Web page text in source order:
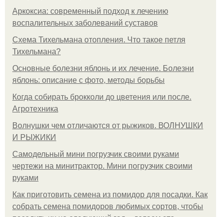
Аркоксиа: современный подход к лечению
воспалительных заболеваний суставов
Схема Тихельмана отопления. Что такое петля
Тихельмана?
Основные болезни яблонь и их лечение. Болезни
яблонь: описание с фото, методы борьбы
Когда собирать брокколи до цветения или после.
Агротехника
Волнушки чем отличаются от рыжиков. ВОЛНУШКИ
И РЫЖИКИ
Самодельный мини погрузчик своими руками
чертежи на минитрактор. Мини погрузчик своими
руками
Как приготовить семена из помидор для посадки. Как
собрать семена помидоров любимых сортов, чтобы